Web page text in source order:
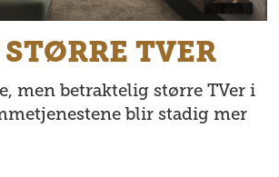
TVER
men betraktelig større TVer i
blir stadig mer